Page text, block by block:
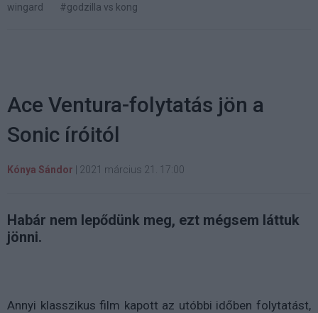
wingard
#godzilla vs kong
Ace Ventura-folytatás jön a
Sonic íróitól
Kónya Sándor | 2021 március 21. 17:00
Habár nem lepődünk meg, ezt mégsem láttuk
jönni.
Annyi klasszikus film kapott az utóbbi időben folytatást,